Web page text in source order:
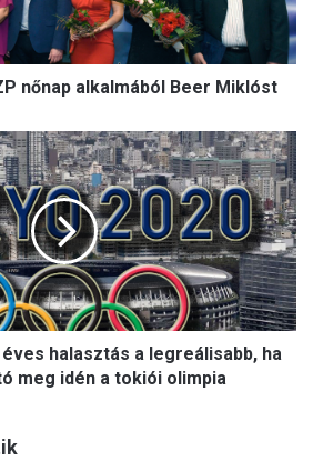
nőnap alkalmából Beer Miklóst
halasztás a legreálisabb, ha
meg idén a tokiói olimpia